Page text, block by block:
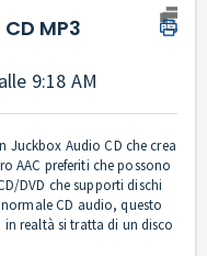
MP3
9:18 AM
Juckbox Audio CD che crea
AAC preferiti che possono
DVD che supporti dischi
normale CD audio, questo
realtà si tratta di un disco